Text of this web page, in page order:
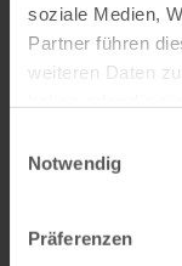
soziale Medien,
Partner führen
weiteren Daten
Notwendig
Präferenzen